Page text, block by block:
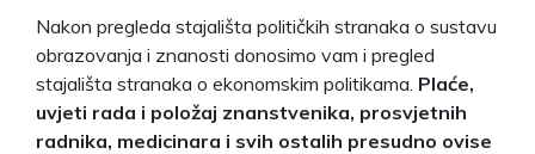
Nakon pregleda stajališta političkih stranaka o sustavu
obrazovanja i znanosti donosimo vam i pregled
stajališta stranaka o ekonomskim politikama. Plaće,
uvjeti rada i položaj znanstvenika, prosvjetnih
radnika, medicinara i svih ostalih presudno ovise